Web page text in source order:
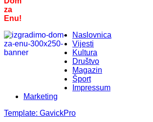
za
Enu!
Naslovnica
Vijesti
Kultura
Društvo
Magazin
Šport
Impressum
Marketing
Template: GavickPro